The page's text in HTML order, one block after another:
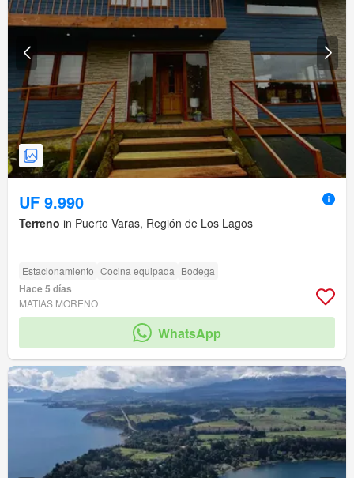
UF 9.990
Terreno in Puerto Varas, Región de Los Lagos
Estacionamiento Cocina equipada Bodega
Hace 5 días
MATIAS MORENO
WhatsApp